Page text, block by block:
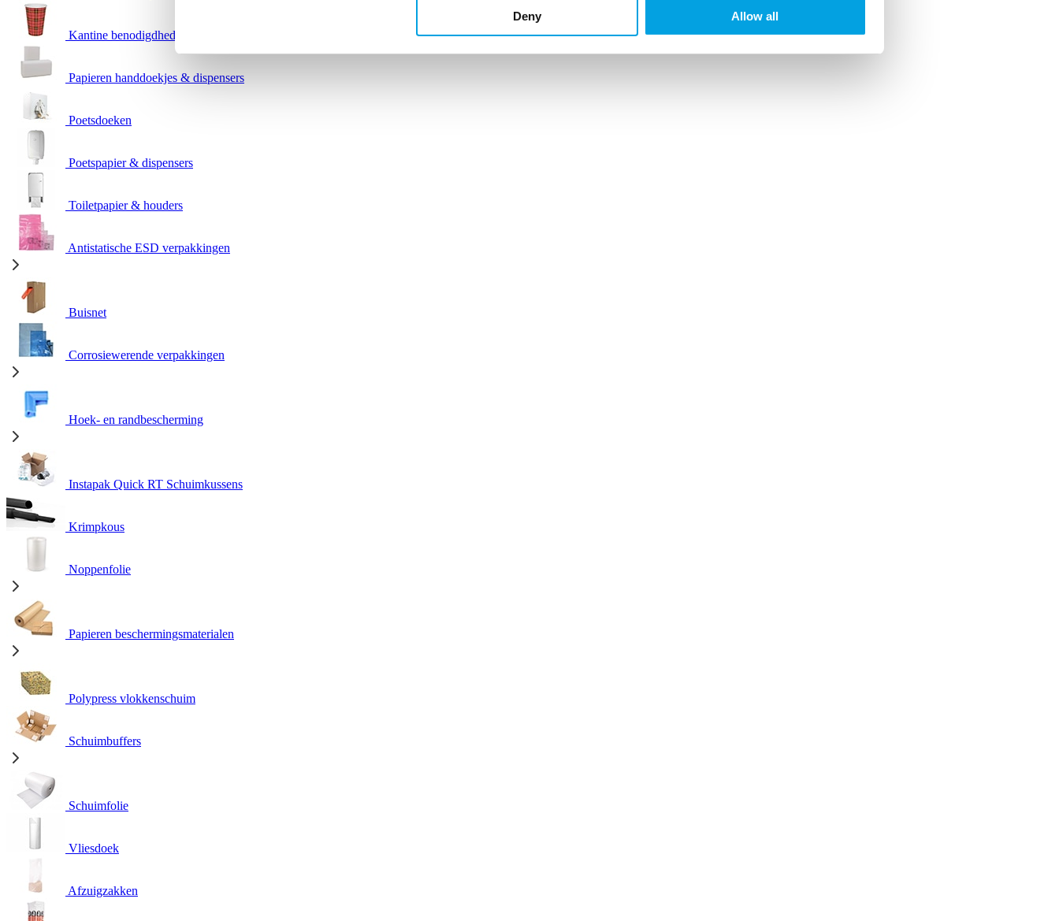
Deny Allow all
Kantine benodigdheden
Papieren handdoekjes & dispensers
Poetsdoeken
Poetspapier & dispensers
Toiletpapier & houders
Antistatische ESD verpakkingen
Buisnet
Corrosiewerende verpakkingen
Hoek- en randbescherming
Instapak Quick RT Schuimkussens
Krimpkous
Noppenfolie
Papieren beschermingsmaterialen
Polypress vlokkenschuim
Schuimbuffers
Schuimfolie
Vliesdoek
Afzuigzakken